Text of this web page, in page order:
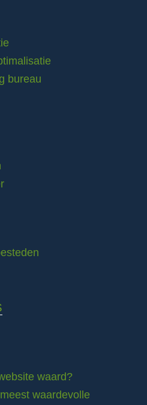
bureau
waard?
waardevolle